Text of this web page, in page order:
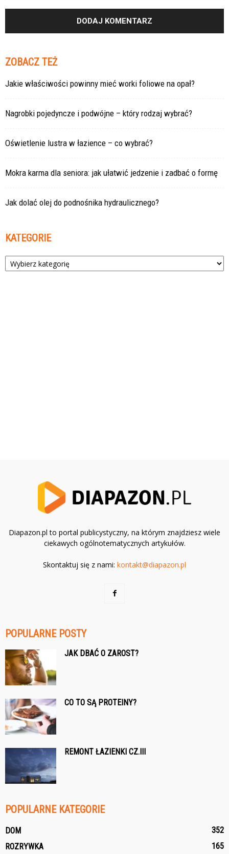
ZOBACZ TEŻ
Jakie właściwości powinny mieć worki foliowe na opał?
Nagrobki pojedyncze i podwójne – który rodzaj wybrać?
Oświetlenie lustra w łazience – co wybrać?
Mokra karma dla seniora: jak ułatwić jedzenie i zadbać o formę
Jak dolać olej do podnośnika hydraulicznego?
KATEGORIE
Kategorie
Diapazon.pl to portal publicystyczny, na którym znajdziesz wiele
ciekawych ogólnotematycznych artykułów.
Skontaktuj się z nami: kontakt@diapazon.pl
POPULARNE POSTY
JAK DBAĆ O ZAROST?
CO TO SĄ PROTEINY?
REMONT ŁAZIENKI CZ.III
POPULARNE KATEGORIE
DOM
352
ROZRYWKA
165